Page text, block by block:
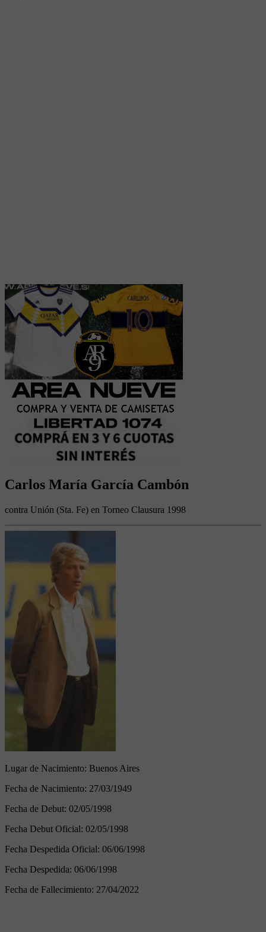
Carlos María García Cambón
contra Unión (Sta. Fe) en Torneo Clausura 1998
Lugar de Nacimiento: Buenos Aires
Fecha de Nacimiento: 27/03/1949
Fecha de Debut: 02/05/1998
Fecha Debut Oficial: 02/05/1998
Fecha Despedida Oficial: 06/06/1998
Fecha Despedida: 06/06/1998
Fecha de Fallecimiento: 27/04/2022